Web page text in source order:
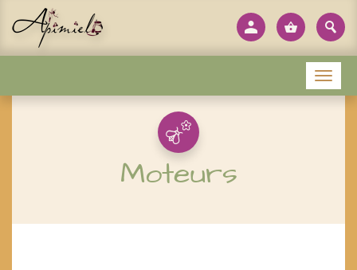
Moteurs
Menu
Panneau de gestion des cookies